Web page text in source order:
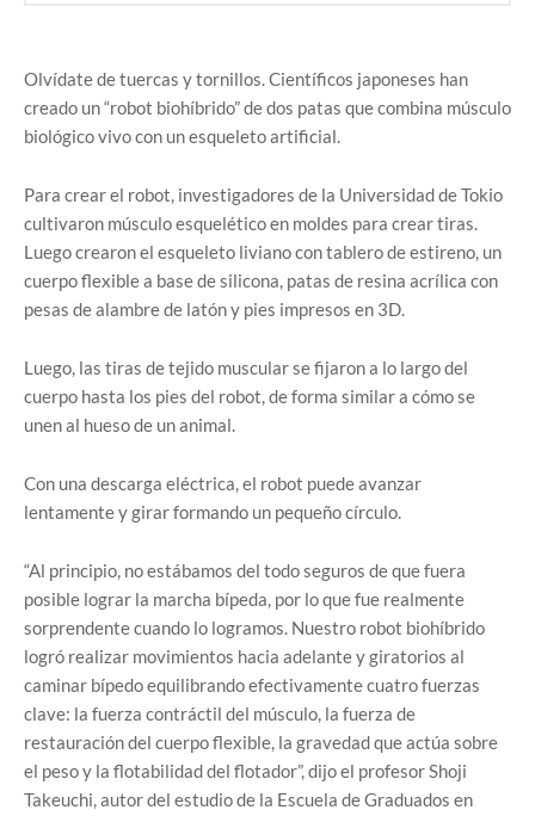
Olvídate de tuercas y tornillos. Científicos japoneses han
creado un “robot biohíbrido” de dos patas que combina músculo
biológico vivo con un esqueleto artificial.
Para crear el robot, investigadores de la Universidad de Tokio
cultivaron músculo esquelético en moldes para crear tiras.
Luego crearon el esqueleto liviano con tablero de estireno, un
cuerpo flexible a base de silicona, patas de resina acrílica con
pesas de alambre de latón y pies impresos en 3D.
Luego, las tiras de tejido muscular se fijaron a lo largo del
cuerpo hasta los pies del robot, de forma similar a cómo se
unen al hueso de un animal.
Con una descarga eléctrica, el robot puede avanzar
lentamente y girar formando un pequeño círculo.
“Al principio, no estábamos del todo seguros de que fuera
posible lograr la marcha bípeda, por lo que fue realmente
sorprendente cuando lo logramos. Nuestro robot biohíbrido
logró realizar movimientos hacia adelante y giratorios al
caminar bípedo equilibrando efectivamente cuatro fuerzas
clave: la fuerza contráctil del músculo, la fuerza de
restauración del cuerpo flexible, la gravedad que actúa sobre
el peso y la flotabilidad del flotador”, dijo el profesor Shoji
Takeuchi, autor del estudio de la Escuela de Graduados en